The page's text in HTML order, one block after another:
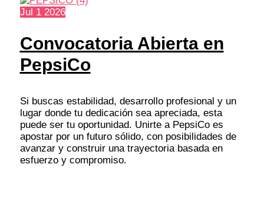
Jul 1 2026
Convocatoria Abierta en
PepsiCo
Si buscas estabilidad, desarrollo profesional y un
lugar donde tu dedicación sea apreciada, esta
puede ser tu oportunidad. Unirte a PepsiCo es
apostar por un futuro sólido, con posibilidades de
avanzar y construir una trayectoria basada en
esfuerzo y compromiso.